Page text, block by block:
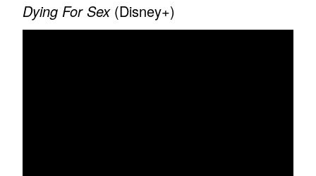
Dying For Sex (Disney+)